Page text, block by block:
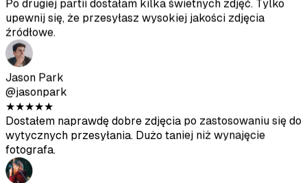
Zdjęcia wyglądają dość realistycznie, pomogły mi dostać
więcej dopasowań na Bumble. Nie wszystkie są idealne,
ale zdecydowanie warte swojej ceny.
Diego Rodriguez
@diegorod
★★★★★
Byłem sceptyczny na początku, ale wyniki są solidne.
Zdjęcia wygenerowane przez AI dobrze komponują się z
moimi prawdziwymi.